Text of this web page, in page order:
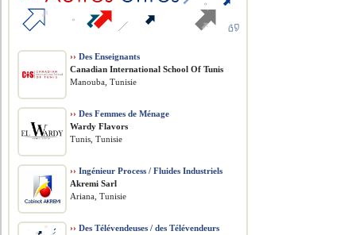
›› Des Enseignants
Canadian International School Of Tunis
Manouba, Tunisie
›› Des Femmes de Ménage
Wardy Flavors
Tunis, Tunisie
›› Ingénieur Process / Fluides Industriels
Akremi Sarl
Ariana, Tunisie
›› Des Télévendeuses / des Télévendeurs